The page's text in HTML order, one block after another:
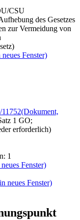
CSU
des Gesetzes
zur Vermeidung von
Fenster)
11752(Dokument,
1 GO;
erforderlich)
1
Fenster)
neues Fenster)